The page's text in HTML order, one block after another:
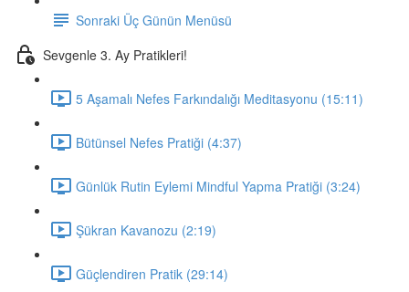
Sonraki Üç Günün Menüsü
Sevgenle 3. Ay Pratikleri!
5 Aşamalı Nefes Farkındalığı Meditasyonu (15:11)
Bütünsel Nefes Pratiği (4:37)
Günlük Rutin Eylemi Mindful Yapma Pratiği (3:24)
Şükran Kavanozu (2:19)
Güçlendiren Pratik (29:14)